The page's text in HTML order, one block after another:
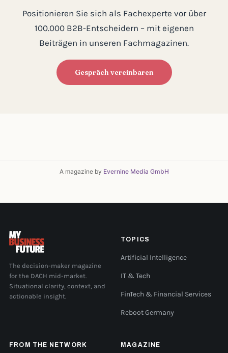
Positionieren Sie sich als Fachexperte vor über
100.000 B2B-Entscheidern – mit eigenen
Beiträgen in unseren Fachmagazinen.
Gespräch vereinbaren
A magazine by Evernine Media GmbH
The decision-maker magazine
for the DACH mid-market.
Situational clarity, context, and
actionable insight.
TOPICS
Artificial Intelligence
IT & Tech
FinTech & Financial Services
Reboot Germany
FROM THE NETWORK MAGAZINE